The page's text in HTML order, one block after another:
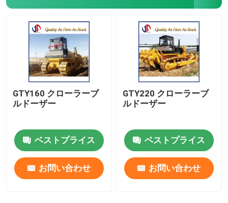
GTY160 クローラーブ
ルドーザー
ベストプライス
お問い合わせ
GTY220 クローラーブ
ルドーザー
ベストプライス
お問い合わせ